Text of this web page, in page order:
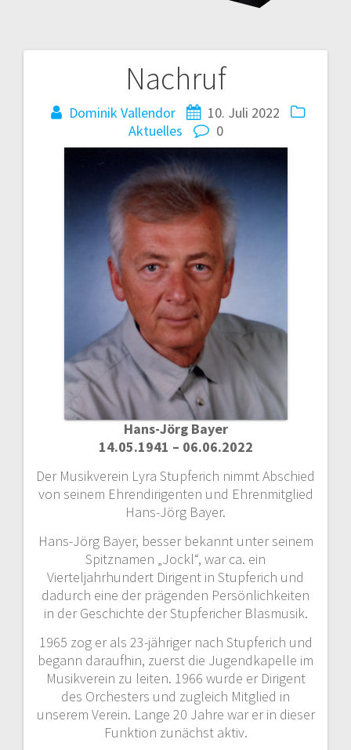
Nachruf
Dominik Vallendor
10. Juli 2022
Aktuelles
0
Hans-Jörg Bayer
14.05.1941 – 06.06.2022
Der Musikverein Lyra Stupferich nimmt Abschied
von seinem Ehrendirigenten und Ehrenmitglied
Hans-Jörg Bayer.
Hans-Jörg Bayer, besser bekannt unter seinem
Spitznamen „Jockl“, war ca. ein
Vierteljahrhundert Dirigent in Stupferich und
dadurch eine der prägenden Persönlichkeiten
in der Geschichte der Stupfericher Blasmusik.
1965 zog er als 23-jähriger nach Stupferich und
begann daraufhin, zuerst die Jugendkapelle im
Musikverein zu leiten. 1966 wurde er Dirigent
des Orchesters und zugleich Mitglied in
unserem Verein. Lange 20 Jahre war er in dieser
Funktion zunächst aktiv.
Beitragsnavigation